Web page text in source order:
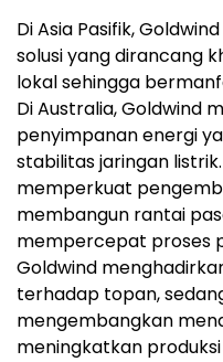
Di Asia Pasifik,
solusi yang dirancang
lokal sehingga
Di Australia, Goldwind
penyimpanan energi
stabilitas jaringan
memperkuat
membangun rantai
mempercepat proses
Goldwind
terhadap topan,
mengembangkan
meningkatkan